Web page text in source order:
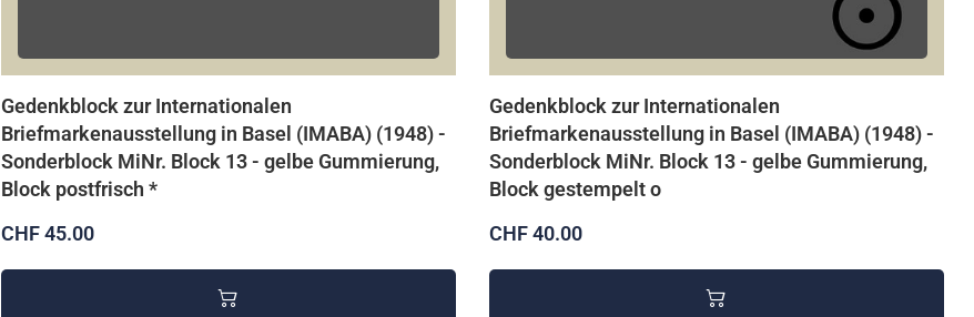
Gedenkblock zur Internationalen
Briefmarkenausstellung in Basel (IMABA) (1948) -
Sonderblock MiNr. Block 13 - gelbe Gummierung,
Block postfrisch *
CHF 45.00
Gedenkblock zur Internationalen
Briefmarkenausstellung in Basel (IMABA) (1948) -
Sonderblock MiNr. Block 13 - gelbe Gummierung,
Block gestempelt o
CHF 40.00